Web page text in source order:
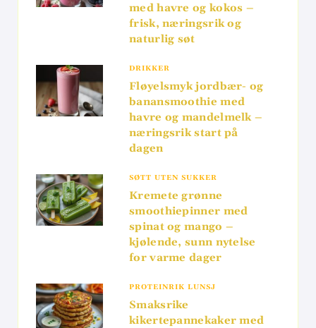
med havre og kokos –
frisk, næringsrik og
naturlig søt
DRIKKER
Fløyelsmyk jordbær- og
banansmoothie med
havre og mandelmelk –
næringsrik start på
dagen
SØTT UTEN SUKKER
Kremete grønne
smoothiepinner med
spinat og mango –
kjølende, sunn nytelse
for varme dager
PROTEINRIK LUNSJ
Smaksrike
kikertepannekaker med